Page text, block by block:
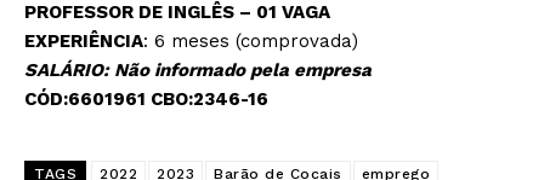
PROFESSOR DE INGLÊS – 01 VAGA
EXPERIÊNCIA: 6 meses (comprovada)
SALÁRIO: Não informado pela empresa
CÓD:6601961 CBO:2346-16
TAGS 2022 2023 Barão de Cocais
emprego